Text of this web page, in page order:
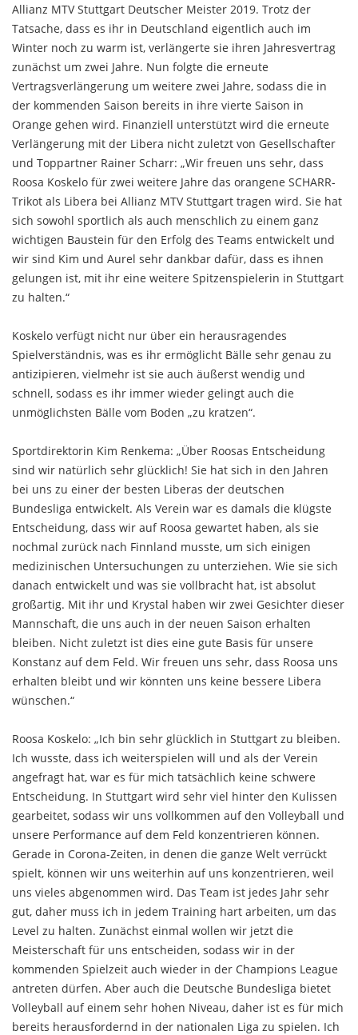
Allianz MTV Stuttgart Deutscher Meister 2019. Trotz der
Tatsache, dass es ihr in Deutschland eigentlich auch im
Winter noch zu warm ist, verlängerte sie ihren Jahresvertrag
zunächst um zwei Jahre. Nun folgte die erneute
Vertragsverlängerung um weitere zwei Jahre, sodass die in
der kommenden Saison bereits in ihre vierte Saison in
Orange gehen wird. Finanziell unterstützt wird die erneute
Verlängerung mit der Libera nicht zuletzt von Gesellschafter
und Toppartner Rainer Scharr: „Wir freuen uns sehr, dass
Roosa Koskelo für zwei weitere Jahre das orangene SCHARR-
Trikot als Libera bei Allianz MTV Stuttgart tragen wird. Sie hat
sich sowohl sportlich als auch menschlich zu einem ganz
wichtigen Baustein für den Erfolg des Teams entwickelt und
wir sind Kim und Aurel sehr dankbar dafür, dass es ihnen
gelungen ist, mit ihr eine weitere Spitzenspielerin in Stuttgart
zu halten.“
Koskelo verfügt nicht nur über ein herausragendes
Spielverständnis, was es ihr ermöglicht Bälle sehr genau zu
antizipieren, vielmehr ist sie auch äußerst wendig und
schnell, sodass es ihr immer wieder gelingt auch die
unmöglichsten Bälle vom Boden „zu kratzen“.
Sportdirektorin Kim Renkema: „Über Roosas Entscheidung
sind wir natürlich sehr glücklich! Sie hat sich in den Jahren
bei uns zu einer der besten Liberas der deutschen
Bundesliga entwickelt. Als Verein war es damals die klügste
Entscheidung, dass wir auf Roosa gewartet haben, als sie
nochmal zurück nach Finnland musste, um sich einigen
medizinischen Untersuchungen zu unterziehen. Wie sie sich
danach entwickelt und was sie vollbracht hat, ist absolut
großartig. Mit ihr und Krystal haben wir zwei Gesichter dieser
Mannschaft, die uns auch in der neuen Saison erhalten
bleiben. Nicht zuletzt ist dies eine gute Basis für unsere
Konstanz auf dem Feld. Wir freuen uns sehr, dass Roosa uns
erhalten bleibt und wir könnten uns keine bessere Libera
wünschen.“
Roosa Koskelo: „Ich bin sehr glücklich in Stuttgart zu bleiben.
Ich wusste, dass ich weiterspielen will und als der Verein
angefragt hat, war es für mich tatsächlich keine schwere
Entscheidung. In Stuttgart wird sehr viel hinter den Kulissen
gearbeitet, sodass wir uns vollkommen auf den Volleyball und
unsere Performance auf dem Feld konzentrieren können.
Gerade in Corona-Zeiten, in denen die ganze Welt verrückt
spielt, können wir uns weiterhin auf uns konzentrieren, weil
uns vieles abgenommen wird. Das Team ist jedes Jahr sehr
gut, daher muss ich in jedem Training hart arbeiten, um das
Level zu halten. Zunächst einmal wollen wir jetzt die
Meisterschaft für uns entscheiden, sodass wir in der
kommenden Spielzeit auch wieder in der Champions League
antreten dürfen. Aber auch die Deutsche Bundesliga bietet
Volleyball auf einem sehr hohen Niveau, daher ist es für mich
bereits herausfordernd in der nationalen Liga zu spielen. Ich